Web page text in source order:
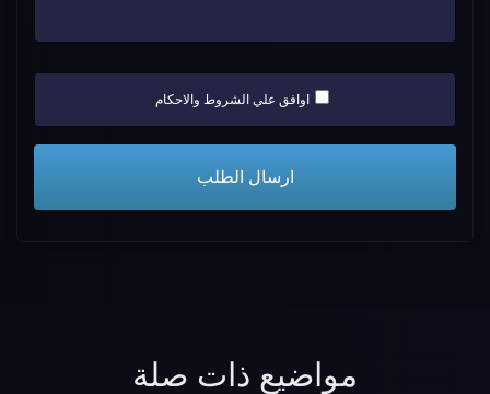
اوافق علي الشروط والاحكام
مواضيع ذات صلة